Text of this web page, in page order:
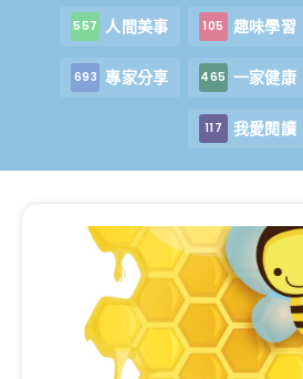
557 人間美事 105 趣味學習
693 專家分享 465 一家健康
117 我愛閱讀